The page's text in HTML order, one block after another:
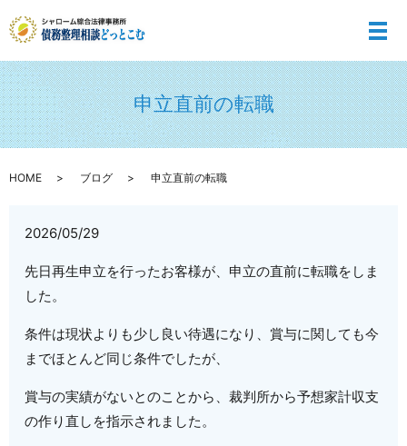
メ
申立直前の転職
HOME ブログ 申立直前の転職
2026/05/29
先日再生申立を行ったお客様が、申立の直前に転職をしま
した。
条件は現状よりも少し良い待遇になり、賞与に関しても今
までほとんど同じ条件でしたが、
賞与の実績がないとのことから、裁判所から予想家計収支
の作り直しを指示されました。